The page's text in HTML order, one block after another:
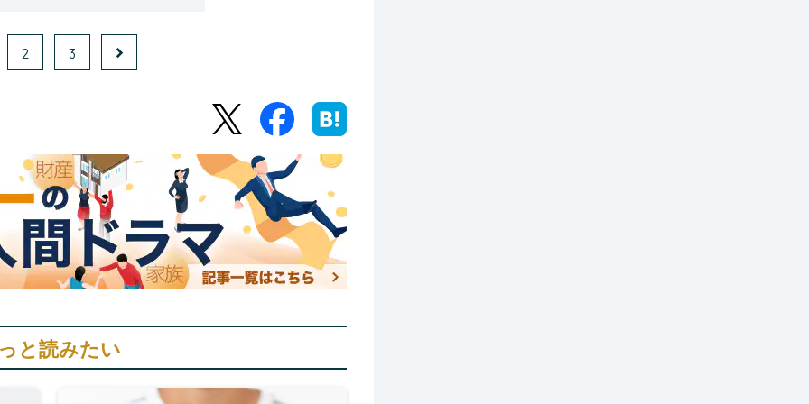
2 3
と読みたい